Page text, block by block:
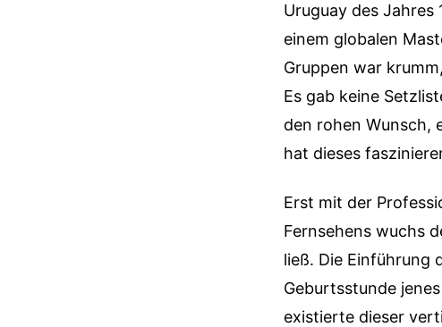
Uruguay des
einem globalen
Gruppen war
Es gab keine
den rohen Wunsch,
hat dieses
Erst mit der
Fernsehens wuchs
ließ. Die Einführung
Geburtsstunde
existierte dieser